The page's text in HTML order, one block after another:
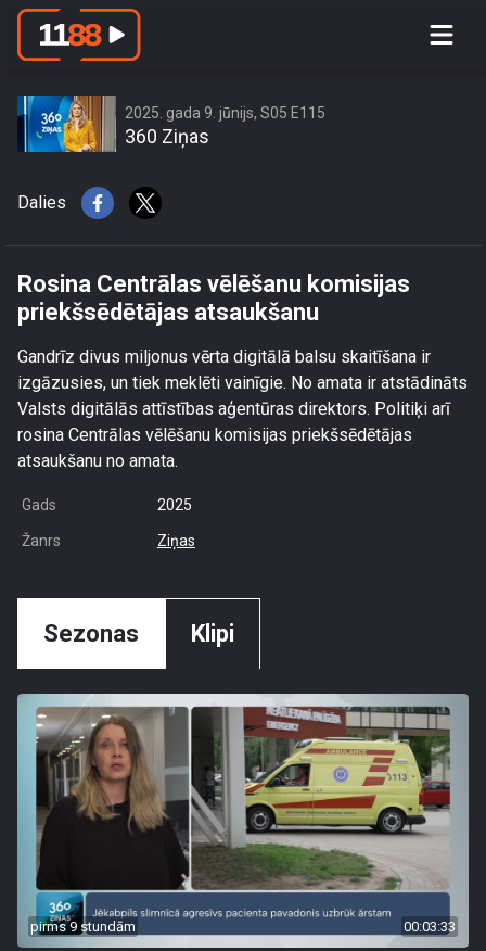
Rosina Centrālas vēlēšanu komisijas
2025. gada 9. jūnijs, S05 E115
360 Ziņas
Dalies
Rosina Centrālas vēlēšanu komisijas
priekšsēdētājas atsaukšanu
Gandrīz divus miljonus vērta digitālā balsu skaitīšana ir
izgāzusies, un tiek meklēti vainīgie. No amata ir atstādināts
Valsts digitālās attīstības aģentūras direktors. Politiķi arī
rosina Centrālas vēlēšanu komisijas priekšsēdētājas
atsaukšanu no amata.
Gads 2025
Žanrs Ziņas
Sezonas Klipi
pirms 9 stundām 00:03:33